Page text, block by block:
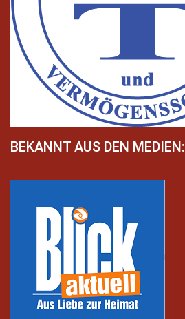
BEKANNT AUS DEN MEDIEN: